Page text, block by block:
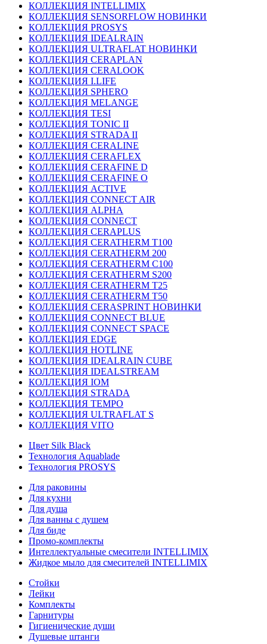
КОЛЛЕКЦИЯ INTELLIMIX
КОЛЛЕКЦИЯ SENSORFLOW НОВИНКИ
КОЛЛЕКЦИЯ PROSYS
КОЛЛЕКЦИЯ IDEALRAIN
КОЛЛЕКЦИЯ ULTRAFLAT НОВИНКИ
КОЛЛЕКЦИЯ CERAPLAN
КОЛЛЕКЦИЯ CERALOOK
КОЛЛЕКЦИЯ I.LIFE
КОЛЛЕКЦИЯ SPHERO
КОЛЛЕКЦИЯ MELANGE
КОЛЛЕКЦИЯ TESI
КОЛЛЕКЦИЯ TONIC II
КОЛЛЕКЦИЯ STRADA II
КОЛЛЕКЦИЯ CERALINE
КОЛЛЕКЦИЯ CERAFLEX
КОЛЛЕКЦИЯ CERAFINE D
КОЛЛЕКЦИЯ CERAFINE O
КОЛЛЕКЦИЯ ACTIVE
КОЛЛЕКЦИЯ CONNECT AIR
КОЛЛЕКЦИЯ ALPHA
КОЛЛЕКЦИЯ CONNECT
КОЛЛЕКЦИЯ CERAPLUS
КОЛЛЕКЦИЯ CERATHERM T100
КОЛЛЕКЦИЯ CERATHERM 200
КОЛЛЕКЦИЯ CERATHERM C100
КОЛЛЕКЦИЯ CERATHERM S200
КОЛЛЕКЦИЯ CERATHERM T25
КОЛЛЕКЦИЯ CERATHERM T50
КОЛЛЕКЦИЯ CERASPRINT НОВИНКИ
КОЛЛЕКЦИЯ CONNECT BLUE
КОЛЛЕКЦИЯ CONNECT SPACE
КОЛЛЕКЦИЯ EDGE
КОЛЛЕКЦИЯ HOTLINE
КОЛЛЕКЦИЯ IDEALRAIN CUBE
КОЛЛЕКЦИЯ IDEALSTREAM
КОЛЛЕКЦИЯ IOM
КОЛЛЕКЦИЯ STRADA
КОЛЛЕКЦИЯ TEMPO
КОЛЛЕКЦИЯ ULTRAFLAT S
КОЛЛЕКЦИЯ VITO
Цвет Silk Black
Технология Aquablade
Технология PROSYS
Для раковины
Для кухни
Для душа
Для ванны с душем
Для биде
Промо-комплекты
Интеллектуальные смесители INTELLIMIX
Жидкое мыло для смесителей INTELLIMIX
Стойки
Лейки
Комплекты
Гарнитуры
Гигиенические души
Душевые штанги